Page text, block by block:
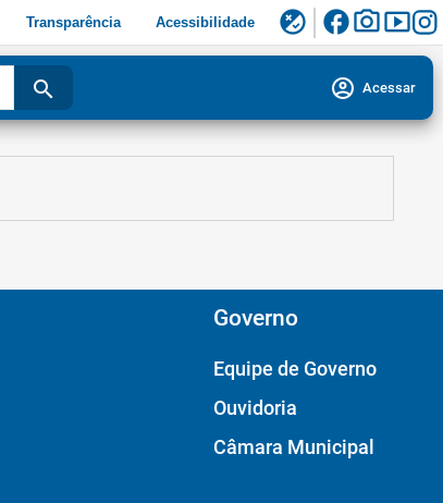
Transparência Acessibilidade flaky facebookphoto_camerasmart_display
search account_circle Acessar
Governo
Equipe de Governo
Ouvidoria
Câmara Municipal